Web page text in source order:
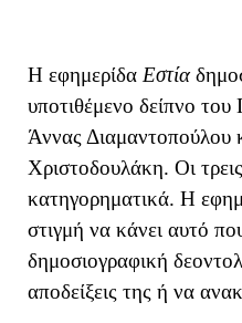
Η εφημερίδα Εστία
υποτιθέμενο δείπνο του
Άννας
Χριστοδουλάκη. Οι
κατηγορηματικά. Η
στιγμή να κάνει αυτό
δημοσιογραφική
αποδείξεις της ή να